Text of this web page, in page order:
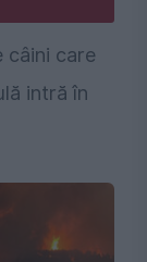
câini care
intră în